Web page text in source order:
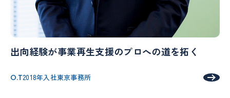
出向経験が事業再生支援のプロへの道を拓く
O.T2018年入社東京事務所